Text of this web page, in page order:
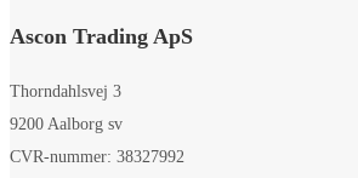
Ascon Trading ApS
Thorndahlsvej 3
9200 Aalborg sv
CVR-nummer: 38327992